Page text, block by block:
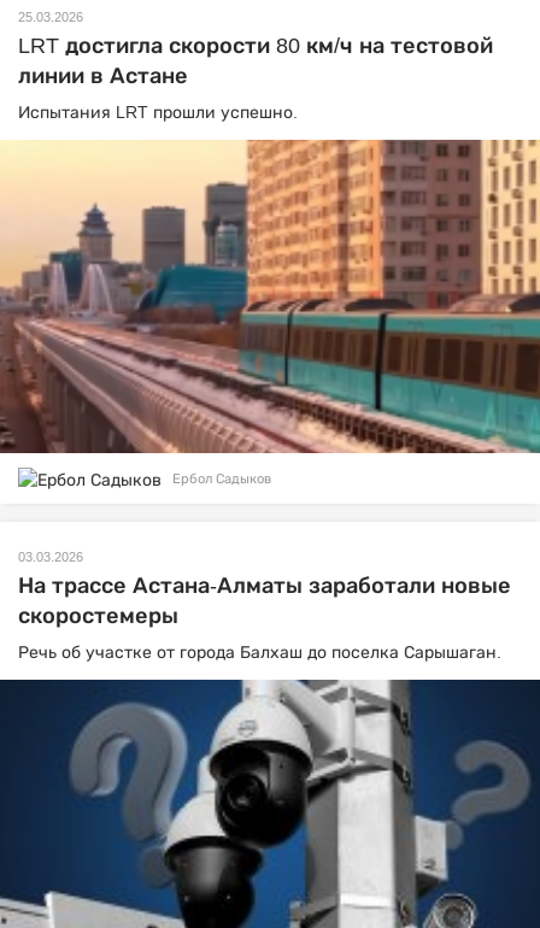
25.03.2026
LRT достигла скорости 80 км/ч на тестовой
линии в Астане
Испытания LRT прошли успешно.
Ербол Садыков
03.03.2026
На трассе Астана-Алматы заработали новые
скоростемеры
Речь об участке от города Балхаш до поселка Сарышаган.